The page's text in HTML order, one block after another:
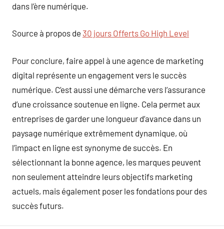
dans l’ère numérique.
Source à propos de 30 jours Offerts Go High Level
Pour conclure, faire appel à une agence de marketing
digital représente un engagement vers le succès
numérique. C’est aussi une démarche vers l’assurance
d’une croissance soutenue en ligne. Cela permet aux
entreprises de garder une longueur d’avance dans un
paysage numérique extrêmement dynamique, où
l’impact en ligne est synonyme de succès. En
sélectionnant la bonne agence, les marques peuvent
non seulement atteindre leurs objectifs marketing
actuels, mais également poser les fondations pour des
succès futurs.